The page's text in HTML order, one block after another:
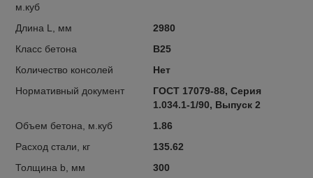
м.куб
Длина L, мм
2980
Класс бетона
В25
Количество консолей
Нет
Нормативный документ
ГОСТ 17079-88, Серия
1.034.1-1/90, Выпуск 2
Объем бетона, м.куб
1.86
Расход стали, кг
135.62
Толщина b, мм
300